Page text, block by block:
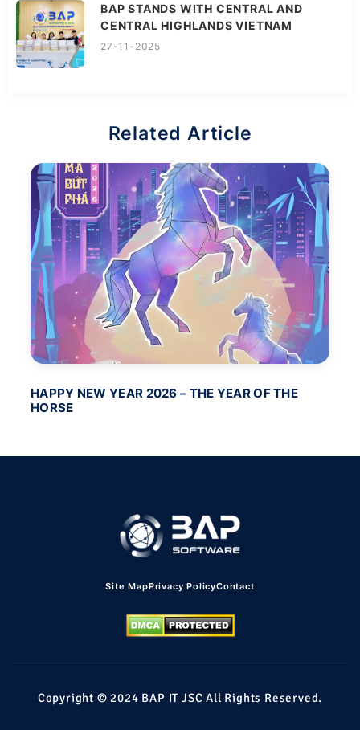
BAP STANDS WITH CENTRAL AND
CENTRAL HIGHLANDS VIETNAM
27-11-2025
Related Article
HAPPY NEW YEAR 2026 – THE YEAR OF THE
HORSE
Site MapPrivacy PolicyContact
Copyright © 2024 BAP IT JSC All Rights Reserved.